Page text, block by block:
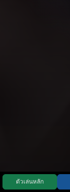
ตัวเล่นหลัก